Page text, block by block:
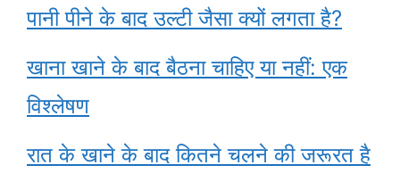
पानी पीने के बाद उल्टी जैसा क्यों लगता है?
खाना खाने के बाद बैठना चाहिए या नहीं: एक
विश्लेषण
रात के खाने के बाद कितने चलने की जरूरत है